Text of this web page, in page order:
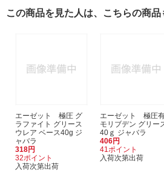
この商品を見た人は、こちらの商
エーゼット 極圧 グ
ラファイト グリース
ウレア ベース40g ジ
ャバラ
318円
32ポイント
入荷次第出荷
エーゼット 極圧
モリブデン グリー
40ｇ ジャバラ
406円
41ポイント
入荷次第出荷